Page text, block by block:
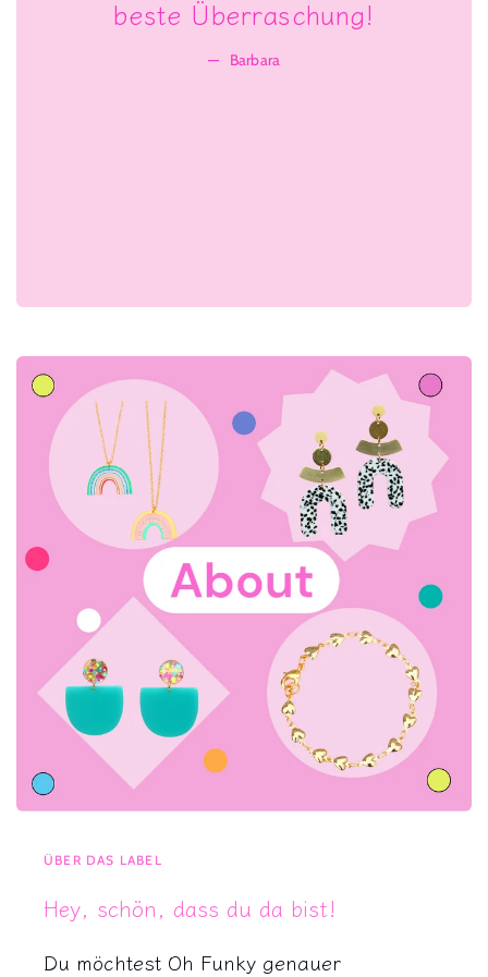
Sophie
ÜBER DAS LABEL
Hey, schön, dass du da bist!
Du möchtest Oh Funky genauer